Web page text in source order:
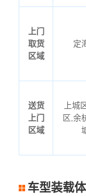
上门
取货
区域
定
送货
上门
区域
上城
区,余
车型装载